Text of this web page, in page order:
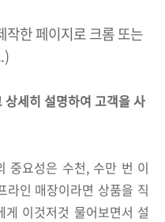
작한 페이지로 크롬 또는
세히 설명하여 고객을 사
중요성은 수천, 수만 번 이
라인 매장이라면 상품을 직
이것저것 물어보면서 설